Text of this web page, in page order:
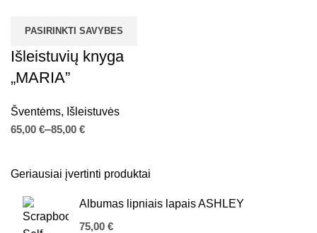
Geriausiai įvertinti produktai
Albumas lipniais lapais ASHLEY
€
PASIRINKTI SAVYBES
Išleistuvių knyga
„MARIA”
Šventėms, Išleistuvės
€
€